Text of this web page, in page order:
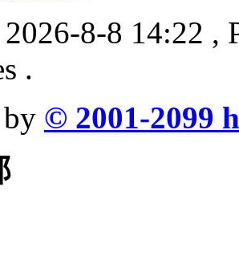
8-8 14:22 ,
.
© 2001-2099